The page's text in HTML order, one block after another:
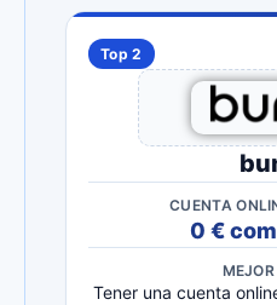
Top 2
CUENTA
0 €
Tener una cuenta